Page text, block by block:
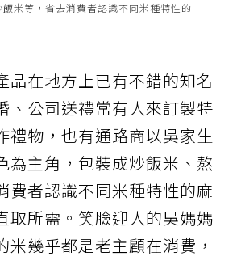
米等，省去消費者認識不同米種特性的
品在地方上已有不錯的知名
、公司送禮常有人來訂製特
禮物，也有通路商以吳家生
為主角，包裝成炒飯米、熬
費者認識不同米種特性的麻
取所需。笑臉迎人的吳媽媽
米幾乎都是老主顧在消費，